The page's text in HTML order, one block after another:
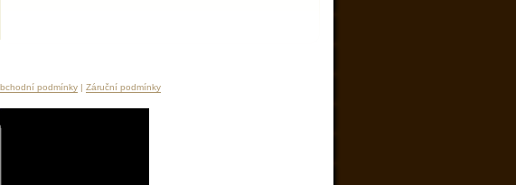
podmínky | Záruční podmínky